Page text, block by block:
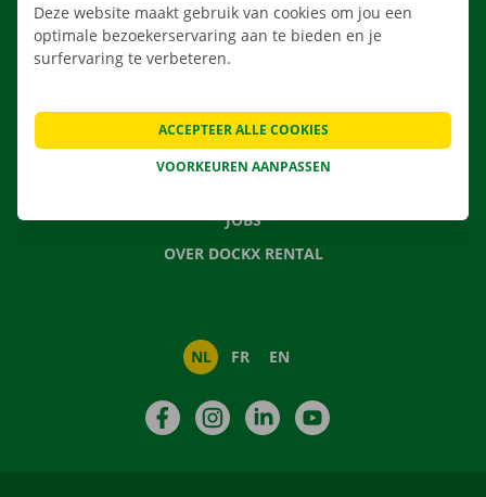
VEELGESTELDE VRAGEN
NIEUWS
JOBS
OVER DOCKX RENTAL
NL FR EN
FacebookInstagramLinkedIn
Deze website maakt gebruik van cookies om jou een
optimale bezoekerservaring aan te bieden en je
surfervaring te verbeteren.
VOORKEUREN AANPASSEN
ACCEPTEER ALLE COOKIES